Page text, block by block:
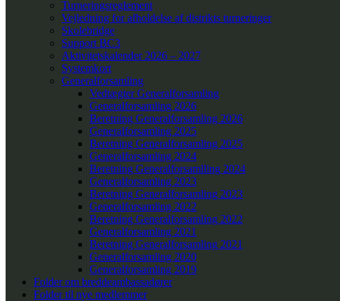
Turneringsreglement
Vejledning for afholdelse af distrikts turneringer
Skolebridge
Support BC3
Aktivitetskalender 2026 – 2027
Systemkort
Generalforsamling
Vedtægter Generalforsamling
Generalforsamling 2026
Beretning Generalforsamling 2026
Generalforsamling 2025
Beretning Generalforsamling 2025
Generalforsamling 2024
Beretning Generalforsamlling 2024
Generalforsamling 2023
Beretning Generalforsamling 2023
Generalforsamling 2022
Beretning Generalforsamling 2022
Generalforsamling 2021
Beretning Generalforsamling 2021
Generalforsamling 2020
Generalforsamling 2019
Folder om breddeambassadører
Folder til nye medlemmer